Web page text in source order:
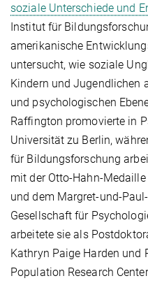
soziale Unterschiede und
Institut für
amerikanische
untersucht, wie soziale
Kindern und Jugendlichen
und psychologischen
Raffington promovierte in
Universität zu Berlin,
für Bildungsforschung
mit der Otto-Hahn-
und dem Margret-und-
Gesellschaft für
arbeitete sie als
Kathryn Paige Harden und
Population Research